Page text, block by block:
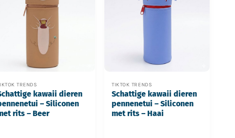
TRENDS
kawaii dieren
– Siliconen
rits – Beer
TIKTOK TRENDS
Schattige kawaii dieren
pennenetui – Siliconen
met rits – Haai